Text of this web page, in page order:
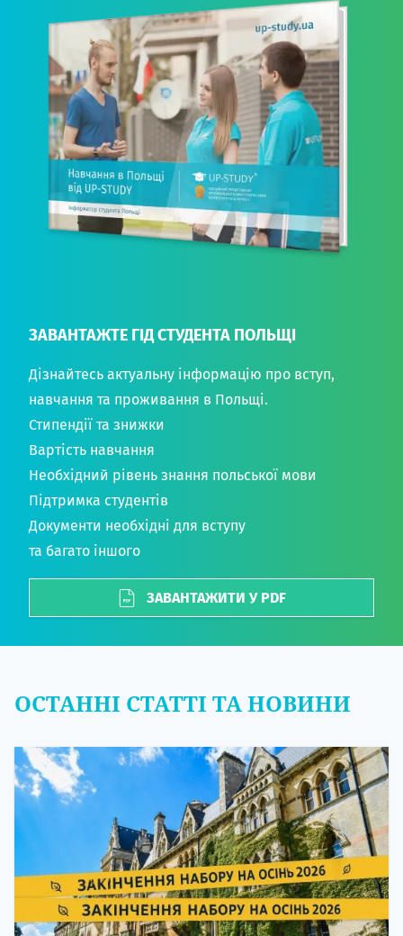
ЗАВАНТАЖТЕ ГІД СТУДЕНТА ПОЛЬЩІ
Дізнайтесь актуальну інформацію про вступ,
навчання та проживання в Польщі.
Стипендії та знижки
Вартість навчання
Необхідний рівень знання польської мови
Підтримка студентів
Документи необхідні для вступу
та багато іншого
ЗАВАНТАЖИТИ У PDF
ОСТАННІ СТАТТІ ТА НОВИНИ